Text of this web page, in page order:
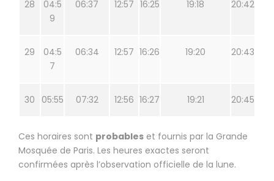
28
04:5
9
06:37 12:57 16:25 19:18 20:42
29
04:5
7
06:34 12:57 16:26 19:20 20:43
30 05:55 07:32 12:56 16:27 19:21 20:45
Ces horaires sont probables et fournis par la Grande
Mosquée de Paris. Les heures exactes seront
confirmées après l’observation officielle de la lune.